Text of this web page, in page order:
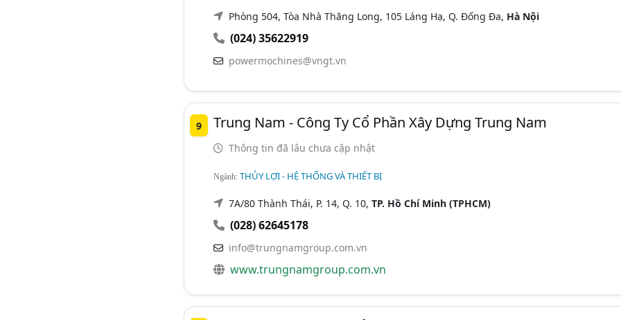
Phòng 504, Tòa Nhà Thăng Long, 105 Láng Hạ, Q. Đống Đa, Hà Nội
(024) 35622919
powermochines@vngt.vn
9 Trung Nam - Công Ty Cổ Phần Xây Dựng Trung Nam
Thông tin đã lâu chưa cập nhật
Ngành: THỦY LỢI - HỆ THỐNG VÀ THIẾT BỊ
7A/80 Thành Thái, P. 14, Q. 10, TP. Hồ Chí Minh (TPHCM)
(028) 62645178
info@trungnamgroup.com.vn
www.trungnamgroup.com.vn